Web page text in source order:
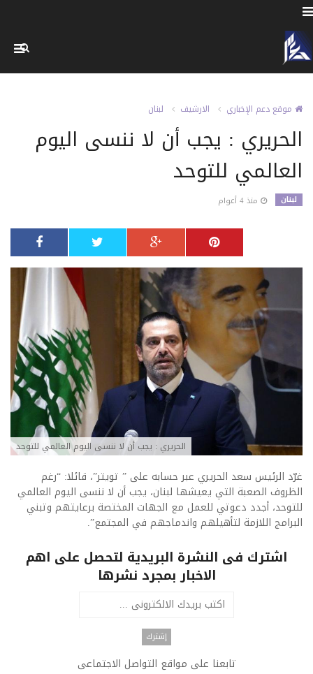
موقع دعم الإخباري الارشيف لبنان
الحريري : يجب أن لا ننسى اليوم
العالمي للتوحد
لبنان منذ 4 أعوام
الحريري : يجب أن لا ننسى اليوم العالمي للتوحد
غرّد الرئيس سعد الحريري عبر حسابه على ” تويتر”، قائلا: “رغم
الظروف الصعبة التي يعيشها لبنان، يجب أن لا ننسى اليوم العالمي
للتوحد، أجدد دعوتي للعمل مع الجهات المختصة برعايتهم وتبني
البرامج اللازمة لتأهيلهم واندماجهم في المجتمع”.
اشترك فى النشرة البريدية لتحصل على اهم
الاخبار بمجرد نشرها
تابعنا على مواقع التواصل الاجتماعى